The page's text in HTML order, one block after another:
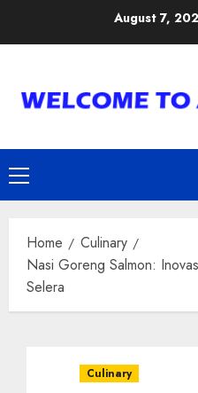
August 7,
Primary
Menu
Home
Culinary
Nasi Goreng Salmon:
Selera
Culinary